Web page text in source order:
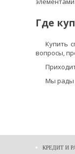
Где
Купить
вопросы,
Мы рады
КРЕДИТ И